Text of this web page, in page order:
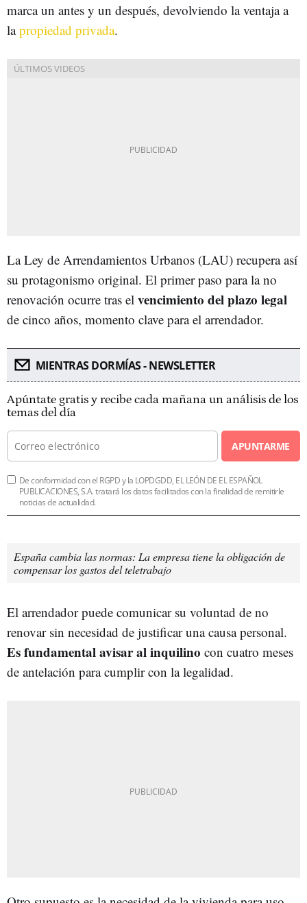
marca un antes y un después, devolviendo la ventaja a
lapropiedad privada.
La Ley de Arrendamientos Urbanos (LAU) recupera así
su protagonismo original. El primer paso para la no
renovación ocurre tras el vencimiento del plazo legal
de cinco años, momento clave para el arrendador.
MIENTRAS DORMÍAS - NEWSLETTER
Apúntate gratis y recibe cada mañana un análisis de los
temas del día
APUNTARME
De conformidad con el RGPD y la LOPDGDD, EL LEÓN DE EL ESPAÑOL
PUBLICACIONES, S.A. tratará los datos facilitados con la finalidad de remitirle
noticias de actualidad.
España cambia las normas: La empresa tiene la obligación de
compensar los gastos del teletrabajo
El arrendador puede comunicar su voluntad de no
renovar sin necesidad de justificar una causa personal.
Es fundamental avisar al inquilino con cuatro meses
de antelación para cumplir con la legalidad.